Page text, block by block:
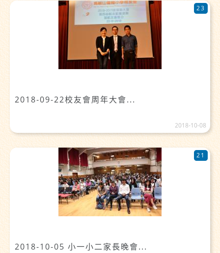
2018-09-22校友會周年大會...
23
2018-10-08
2018-10-05 小一小二家長晚會...
21